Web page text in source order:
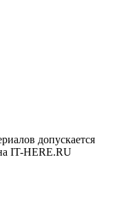
допускается
IT-HERE.RU